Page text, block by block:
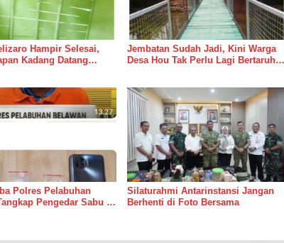
Hampir Selesai,
Kadang Datang
Jembatan Sudah Jadi, Kini Warga
Desa Hou Tak Perlu Lagi Bertaruh
Polres Pelabuhan
Pengedar Sabu di
Silaturahmi Antarinstansi Jangan
Berhenti di Foto Bersama